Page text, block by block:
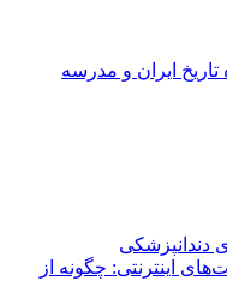
ایران و مدرسه
دندانپزشکی